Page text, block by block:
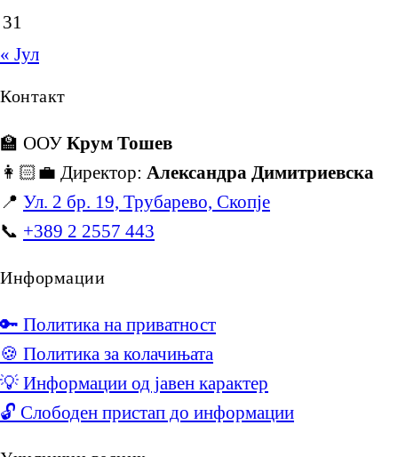
31
« Јул
Контакт
🏫 ООУ Крум Тошев
👩🏻‍💼 Директор: Александра Димитриевска
📍 Ул. 2 бр. 19, Трубарево, Скопје
📞 +389 2 2557 443
Информации
🔑 Политика на приватност
🍪 Политика за колачињата
💡 Информации од јавен карактер
🔓 Слободен пристап до информации